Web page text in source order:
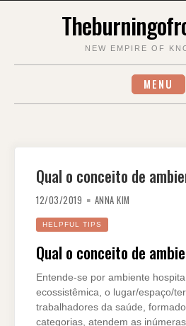
NEW EMPIRE OF
MENU
Qual o conceito de
12/03/2019 ANNA KIM
HELPFUL TIPS
Qual o conceito de
Entende-se por ambiente
ecossistêmica, o lugar/espaço/
trabalhadores da saúde,
categorias, atendem as